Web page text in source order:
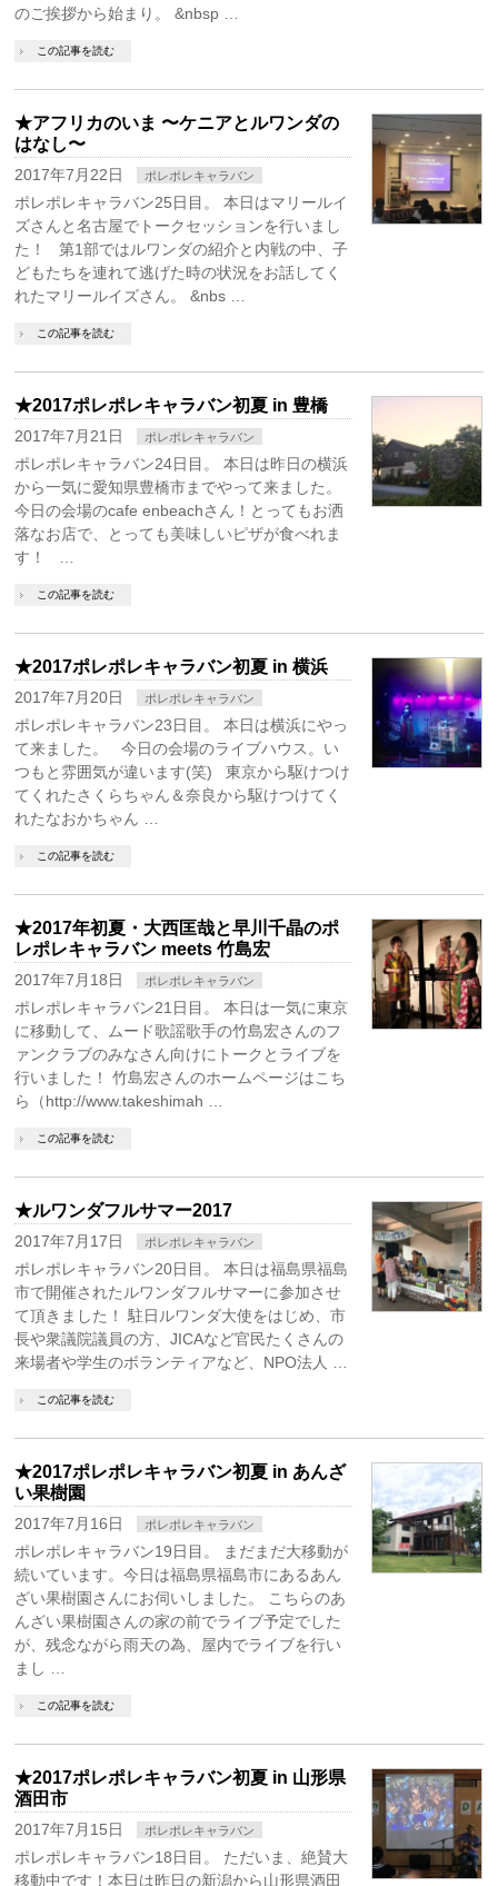
のご挨拶から始まり。 &nbsp …
この記事を読む
★アフリカのいま 〜ケニアとルワンダの
はなし〜
2017年7月22日 ポレポレキャラバン
ポレポレキャラバン25日目。 本日はマリールイ
ズさんと名古屋でトークセッションを行いまし
た！ 第1部ではルワンダの紹介と内戦の中、子
どもたちを連れて逃げた時の状況をお話してく
れたマリールイズさん。 &nbs …
この記事を読む
★2017ポレポレキャラバン初夏 in 豊橋
2017年7月21日 ポレポレキャラバン
ポレポレキャラバン24日目。 本日は昨日の横浜
から一気に愛知県豊橋市までやって来ました。
今日の会場のcafe enbeachさん！とってもお洒
落なお店で、とっても美味しいピザが食べれま
す！ …
この記事を読む
★2017ポレポレキャラバン初夏 in 横浜
2017年7月20日 ポレポレキャラバン
ポレポレキャラバン23日目。 本日は横浜にやっ
て来ました。 今日の会場のライブハウス。い
つもと雰囲気が違います(笑) 東京から駆けつけ
てくれたさくらちゃん＆奈良から駆けつけてく
れたなおかちゃん …
この記事を読む
★2017年初夏・大西匡哉と早川千晶のポ
レポレキャラバン meets 竹島宏
2017年7月18日 ポレポレキャラバン
ポレポレキャラバン21日目。 本日は一気に東京
に移動して、ムード歌謡歌手の竹島宏さんのフ
ァンクラブのみなさん向けにトークとライブを
行いました！ 竹島宏さんのホームページはこち
ら（http://www.takeshimah …
この記事を読む
★ルワンダフルサマー2017
2017年7月17日 ポレポレキャラバン
ポレポレキャラバン20日目。 本日は福島県福島
市で開催されたルワンダフルサマーに参加させ
て頂きました！ 駐日ルワンダ大使をはじめ、市
長や衆議院議員の方、JICAなど官民たくさんの
来場者や学生のボランティアなど、NPO法人 …
この記事を読む
★2017ポレポレキャラバン初夏 in あんざ
い果樹園
2017年7月16日 ポレポレキャラバン
ポレポレキャラバン19日目。 まだまだ大移動が
続いています。今日は福島県福島市にあるあん
ざい果樹園さんにお伺いしました。 こちらのあ
んざい果樹園さんの家の前でライブ予定でした
が、残念ながら雨天の為、屋内でライブを行い
まし …
この記事を読む
★2017ポレポレキャラバン初夏 in 山形県
酒田市
2017年7月15日 ポレポレキャラバン
ポレポレキャラバン18日目。 ただいま、絶賛大
移動中です！本日は昨日の新潟から山形県酒田